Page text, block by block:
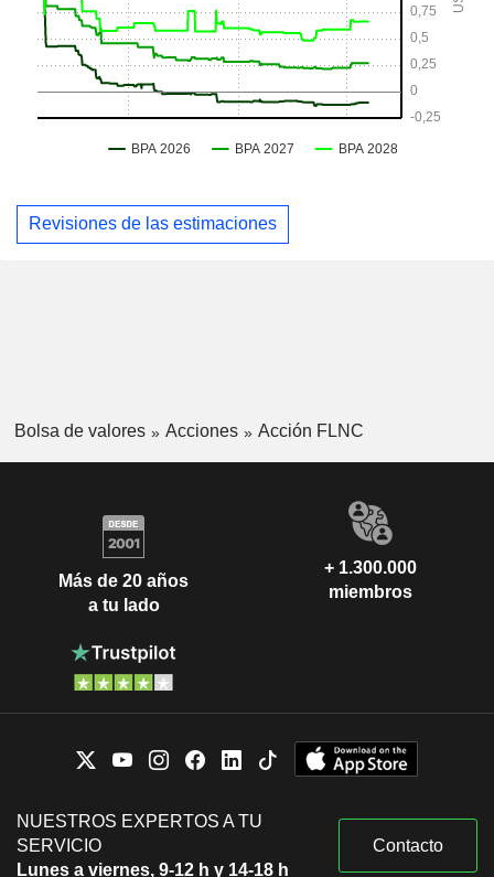
Revisiones de las estimaciones
Bolsa de valores Acciones Acción FLNC
Más de 20 años
a tu lado
+ 1.300.000
miembros
NUESTROS EXPERTOS A TU
SERVICIO
Lunes a viernes, 9-12 h y 14-18 h
Contacto